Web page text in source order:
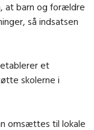
at barn og forældre
så indsatsen
et
skolerne i
omsættes til lokale